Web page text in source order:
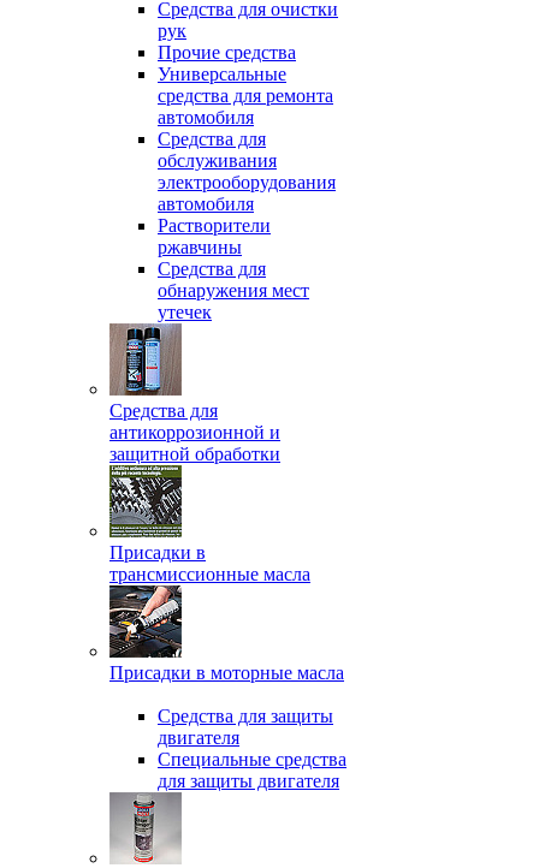
Средства для очистки
рук
Прочие средства
Универсальные
средства для ремонта
автомобиля
Средства для
обслуживания
электрооборудования
автомобиля
Растворители
ржавчины
Средства для
обнаружения мест
утечек
Средства для
антикоррозионной и
защитной обработки
Присадки в
трансмиссионные масла
Присадки в моторные масла
Средства для защиты
двигателя
Специальныe средства
для защиты двигателя